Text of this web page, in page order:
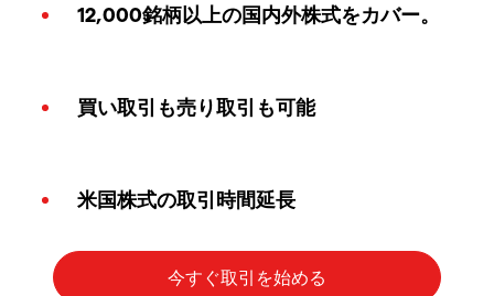
12,000銘柄以上の国内外株式をカバー。
買い取引も売り取引も可能
米国株式の取引時間延長